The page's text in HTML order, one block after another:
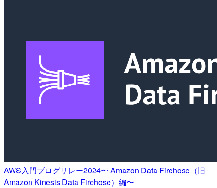
AWS入門ブログリレー2024〜 Amazon Data Firehose（旧
Amazon Kinesis Data Firehose）編〜